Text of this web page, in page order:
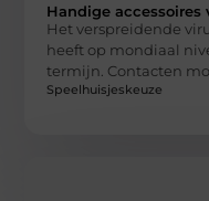
Handige accessoires
Het verspreidende
heeft op mondiaal
termijn. Contacten
Speelhuisjeskeuze